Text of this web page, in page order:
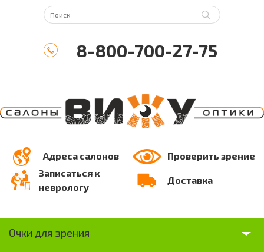
8-800-700-27-75
Адреса салонов
Проверить зрение
Записаться к
неврологу
Доставка
Очки для зрения